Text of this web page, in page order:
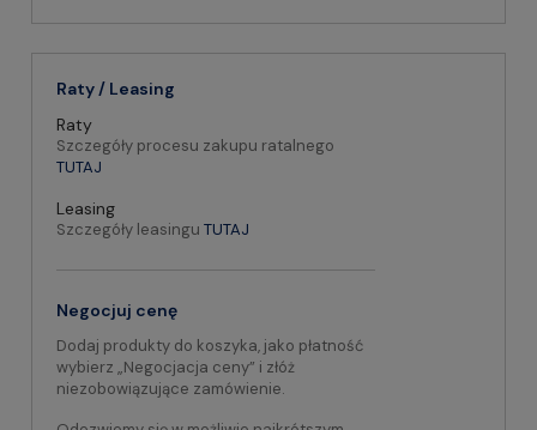
Raty / Leasing
Raty
Szczegóły procesu zakupu ratalnego
TUTAJ
Leasing
Szczegóły leasingu TUTAJ
Negocjuj cenę
Dodaj produkty do koszyka, jako płatność
wybierz „Negocjacja ceny” i złóż
niezobowiązujące zamówienie.